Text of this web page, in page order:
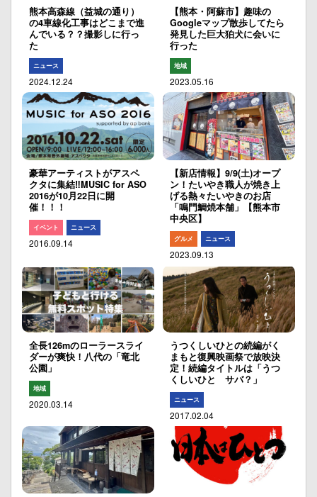
熊本高森線（益城の通り）
の4車線化工事はどこまで進
んでいる？？撮影しに行っ
た
ニュース
2024.12.24
【熊本・阿蘇市】趣味の
Googleマップ散歩してたら
発見した巨大狛犬に会いに
行った
地域
2023.05.16
豪華アーティストがアスペ
クタに集結‼︎MUSIC for ASO
2016が10月22日に開
催！！！
イベント ニュース
2016.09.14
【新店情報】9/9(土)オープ
ン！たいやき職人が焼き上
げる熱々たいやきのお店
「鳴門鯛焼本舗」【熊本市
中央区】
グルメ ニュース
2023.09.13
全長126mのローラースライ
ダーが爽快！八代の「竜北
公園」
地域
2020.03.14
うつくしいひとの続編がく
まもと復興映画祭で放映決
定！続編タイトルは「うつ
くしいひと サバ？」
ニュース
2017.02.04